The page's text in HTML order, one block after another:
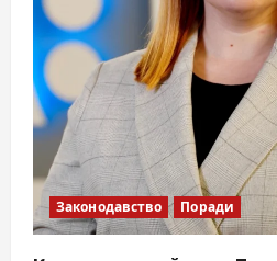
Законодавство Поради